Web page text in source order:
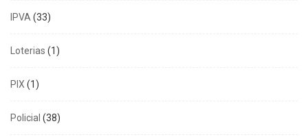
IPVA (33)
Loterias (1)
PIX (1)
Policial (38)